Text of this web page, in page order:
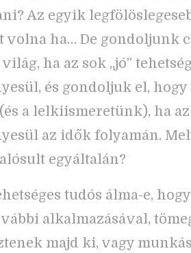
Az egyik
volna ha… De gondoljunk
ha az sok „jó”
és gondoljuk el,
a lelkiismeretünk), ha az
az idők folyamán.
egyáltalán?
tudós álma-e,
alkalmazásával,
majd ki, vagy